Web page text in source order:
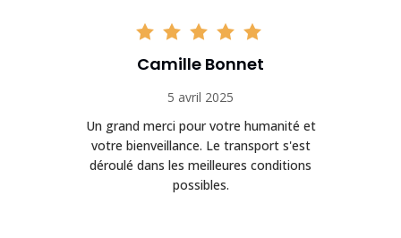
Camille Bonnet
5 avril 2025
Un grand merci pour votre humanité et
votre bienveillance. Le transport s'est
déroulé dans les meilleures conditions
possibles.